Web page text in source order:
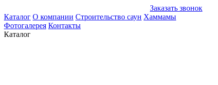
Заказать звонок
Каталог О компании Строительство саун Хаммамы
Фотогалерея Контакты
Каталог